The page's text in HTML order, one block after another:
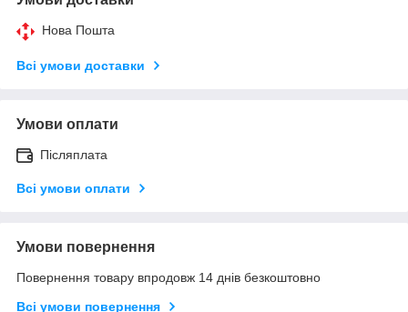
Нова Пошта
Всі умови доставки
Умови оплати
Післяплата
Всі умови оплати
Умови повернення
Повернення товару впродовж 14 днів безкоштовно
Всі умови повернення